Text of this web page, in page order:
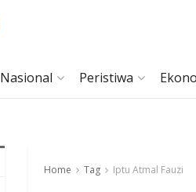
Nasional Peristiwa
Home Tag Iptu Atmal Fauzi